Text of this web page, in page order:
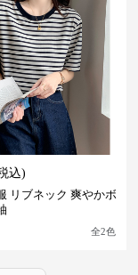
込)
リブネック 爽やかボ
全2色